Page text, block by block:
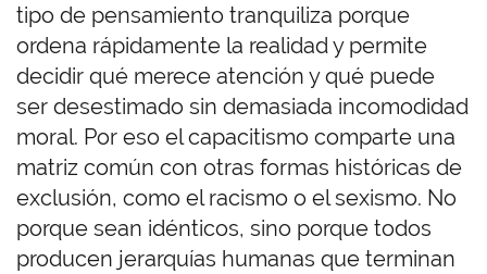
tipo de pensamiento tranquiliza porque
ordena rápidamente la realidad y permite
decidir qué merece atención y qué puede
ser desestimado sin demasiada incomodidad
moral. Por eso el capacitismo comparte una
matriz común con otras formas históricas de
exclusión, como el racismo o el sexismo. No
porque sean idénticos, sino porque todos
producen jerarquías humanas que terminan